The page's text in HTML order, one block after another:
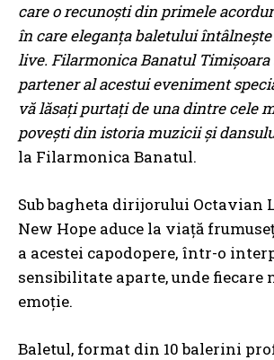
care o recunoști din primele
în care eleganța baletului
live. Filarmonica Banatul Timișoara
partener al acestui eveniment
vă lăsați purtați de una dintre cele
povești din istoria muzicii și
la Filarmonica Banatul.
Sub bagheta dirijorului Octavian
New Hope aduce la viață
a acestei capodopere, într-o
sensibilitate aparte, unde fiecare
emoție.
Baletul, format din 10 balerini